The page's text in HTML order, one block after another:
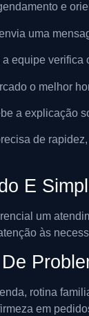
e
uma
a equipe verifica
o melhor
a explicação
de
E
um
às
rotina
em